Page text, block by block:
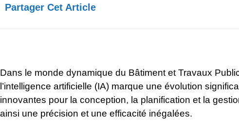
Partager Cet Article​
Dans le monde dynamique du Bâtiment et Travaux
l’intelligence artificielle (IA) marque une évolution
innovantes pour la conception, la planification et la
ainsi une précision et une efficacité inégalées.